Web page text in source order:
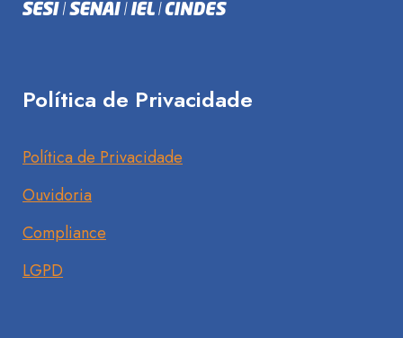
Política de Privacidade
Política de Privacidade
Ouvidoria
Compliance
LGPD